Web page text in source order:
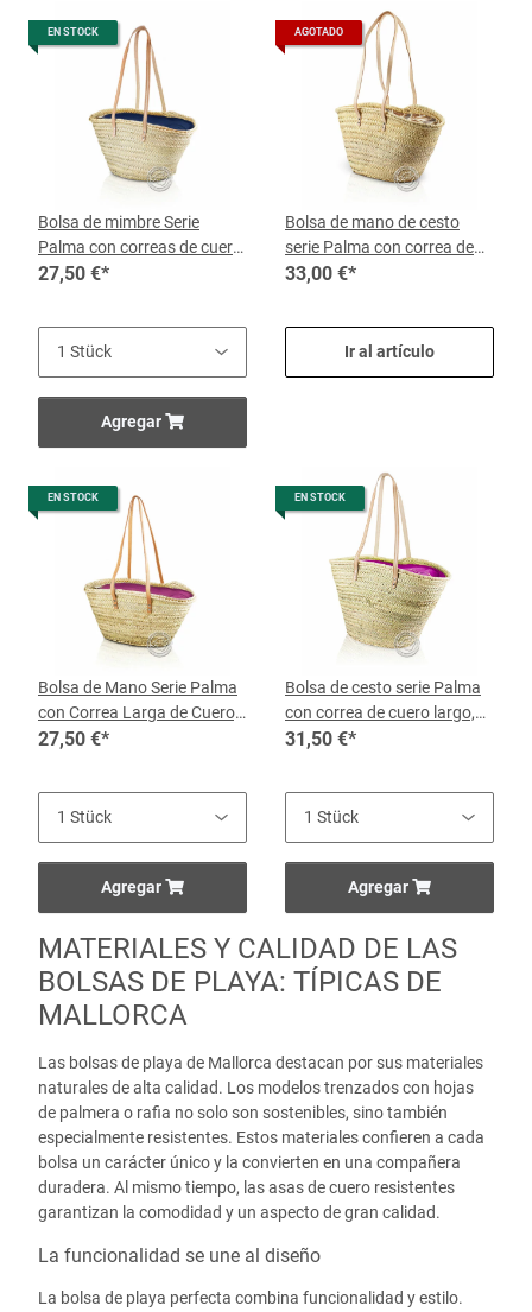
EN STOCK
Bolsa de mimbre Serie
Palma con correas de cuero
largas, tela azul marino, 40 x
27,50 €*
Agregar
AGOTADO
Bolsa de mano de cesto
serie Palma con correa de
cuero larga, tela Llegura
cesto
33,00 €*
Ir al artículo
EN STOCK
Bolsa de Mano Serie Palma
con Correa Larga de Cuero,
Tela Reißv. Rosa, 40 x 16 cm,
27,50 €*
Agregar
EN STOCK
Bolsa de cesto serie Palma
con correa de cuero largo,
tela con cierre rosa, 48 x 21
31,50 €*
Agregar
MATERIALES Y CALIDAD DE LAS
BOLSAS DE PLAYA: TÍPICAS DE
MALLORCA
Las bolsas de playa de Mallorca destacan por sus materiales
naturales de alta calidad. Los modelos trenzados con hojas
de palmera o rafia no solo son sostenibles, sino también
especialmente resistentes. Estos materiales confieren a cada
bolsa un carácter único y la convierten en una compañera
duradera. Al mismo tiempo, las asas de cuero resistentes
garantizan la comodidad y un aspecto de gran calidad.
La funcionalidad se une al diseño
La bolsa de playa perfecta combina funcionalidad y estilo.